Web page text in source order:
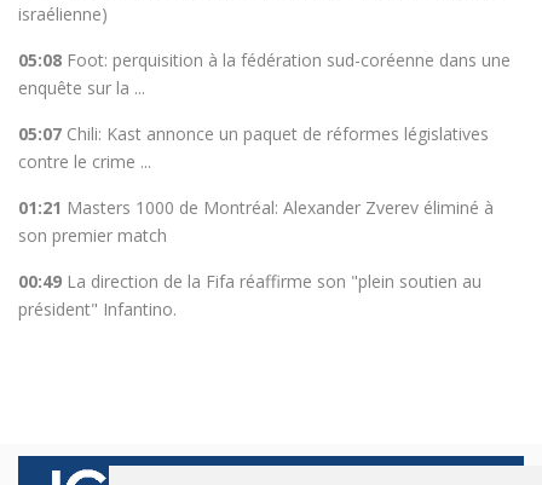
israélienne)
05:08 Foot: perquisition à la fédération sud-coréenne dans une
enquête sur la ...
05:07 Chili: Kast annonce un paquet de réformes législatives
contre le crime ...
01:21 Masters 1000 de Montréal: Alexander Zverev éliminé à
son premier match
00:49 La direction de la Fifa réaffirme son "plein soutien au
président" Infantino.